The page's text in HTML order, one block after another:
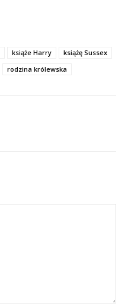
książe Harry
książę Sussex
rodzina królewska